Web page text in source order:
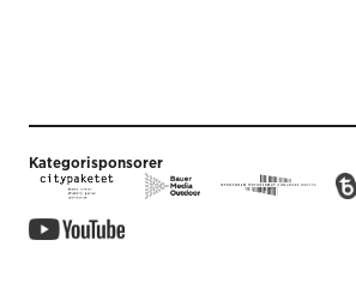
Kategorisponsorer